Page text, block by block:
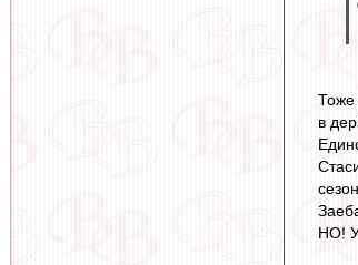
Тоже
в
НО! У